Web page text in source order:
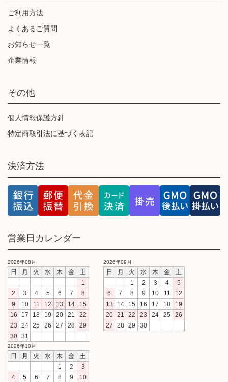
ご利用方法
よくあるご質問
お知らせ一覧
企業情報
その他
個人情報保護方針
特定商取引法に基づく表記
決済方法
営業日カレンダー
2026年08月
日 月 火 水 木 金
土
1
2
3 4 5 6 7
8
9
10 11 12 13 14
15
16
17 18 19 20 21
22
23
24 25 26 27 28
29
30
31
2026年09月
日 月 火 水 木 金
土
1
2 3 4
5
6
7 8 9 10 11
12
13
14 15 16 17 18
19
20
21 22 23 24 25
26
27
28 29 30
2026年10月
日 月 火 水 木 金
土
1
2
3
4
5 6 7 8 9 10